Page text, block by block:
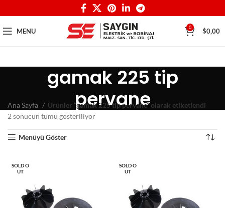
MENU 0 $0,00
gamak 225 tip
pervane
Ana Sayfa
Ürünler “gamak 225 tip pervane” olarak etiketlendi
2 sonucun tümü gösteriliyor
Menüyü Göster
SOLD O
UT
SOLD O
UT